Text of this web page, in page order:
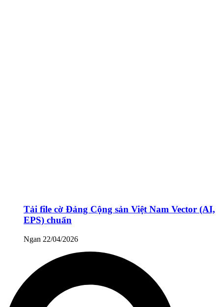
Tải file cờ Đảng Cộng sản Việt Nam Vector (AI,
EPS) chuẩn
Ngan 22/04/2026